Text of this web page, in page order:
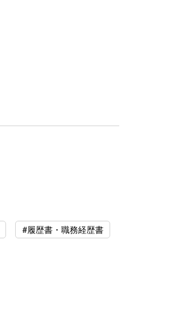
#履歴書・職務経歴書